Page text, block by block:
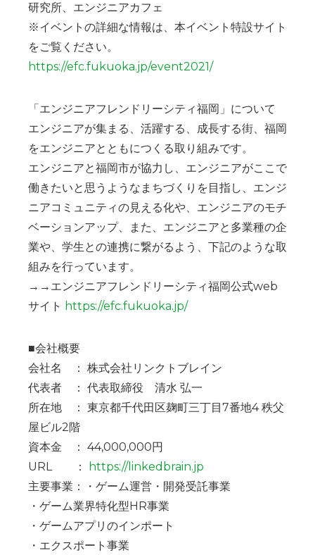
研究所、エンジニアカフェ
※イベントの詳細な情報は、本イベント特設サイト
をご覧ください。
https://efc.fukuoka.jp/event2021/
「エンジニアフレンドリーシティ福岡」について
エンジニアが集まる、活躍する、成長する街、福岡
をエンジニアとともにつくる取り組みです。
エンジニアと福岡市が協力し、エンジニアがここで
働きたいと思うようなまちづくりを目指し、エンジ
ニアコミュニティの見える化や、エンジニアのモチ
ベーションアップ、また、エンジニアと多業種の企
業や、学生との連携に繋がるよう、下記のような取
組みを行っています。
→→エンジニアフレンドリーシティ福岡公式web
サイト https://efc.fukuoka.jp/
■会社概要
会社名 ： 株式会社リンクトブレイン
代表者 ： 代表取締役 清水 弘一
所在地 ： 東京都千代田区麹町三丁目7番地4 秩父
屋ビル2階
資本金 ： 44,000,000円
URL ：
https://linkedbrain.jp
主要事業：・ゲーム運営・開発受託事業
・ゲーム業界特化型HR事業
・ゲームアプリのインポート
・エクスポート事業